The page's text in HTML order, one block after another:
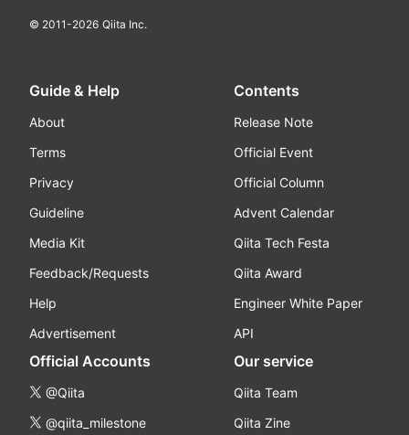
© 2011-2026 Qiita Inc.
Guide & Help
About
Terms
Privacy
Guideline
Media Kit
Feedback/Requests
Help
Advertisement
Contents
Release Note
Official Event
Official Column
Advent Calendar
Qiita Tech Festa
Qiita Award
Engineer White Paper
API
Official Accounts
@Qiita
@qiita_milestone
Our service
Qiita Team
Qiita Zine